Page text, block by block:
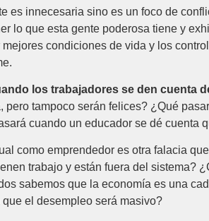
es innecesaria sino es un foco de
lo que esta gente poderosa tiene y
condiciones de vida y los
los trabajadores se den cuenta
pero tampoco serán felices? ¿Qué
cuando un educador se dé cuenta
como emprendedor es otra falacia
trabajo y están fuera del sistema?
sabemos que la economía es una
el desempleo será masivo?